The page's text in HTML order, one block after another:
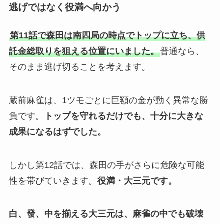
逃げではなく役満へ向かう
第11話で森田は南四局の時点でトップに立ち、供
託金総取りを狙える位置にいました。普通なら、
そのまま逃げ切ることを考えます。
蔵前麻雀は、1ツモごとに巨額の金が動く異常な勝
負です。
トップを守れるだけでも、十分に大きな
成果になるはずでした。
しかし第12話では、森田の手がさらに危険な可能
性を帯びていきます。 役満・大三元です。
白、發、中を揃える大三元は、麻雀の中でも破壊